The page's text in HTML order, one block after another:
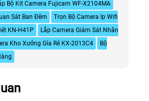
Bộ Kit Camera Fujicam WF-X2104MA
Sát Ban Đêm
Trọn Bộ Camera Ip Wifi
KN-H41P
Lắp Camera Giám Sát Nhân
Kho Xưởng Gía Rẻ KX-2013C4
Bộ